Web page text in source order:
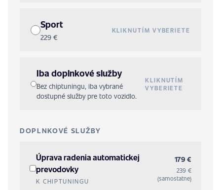
Sport
229 €
KLIKNUTÍM VYBERIETE
Iba doplnkové služby
Bez chiptuningu, iba vybrané
dostupné služby pre toto vozidlo.
KLIKNUTÍM
VYBERIETE
DOPLNKOVÉ SLUŽBY
Úprava radenia automatickej
prevodovky
K CHIPTUNINGU
179 €
239 €
(samostatne)